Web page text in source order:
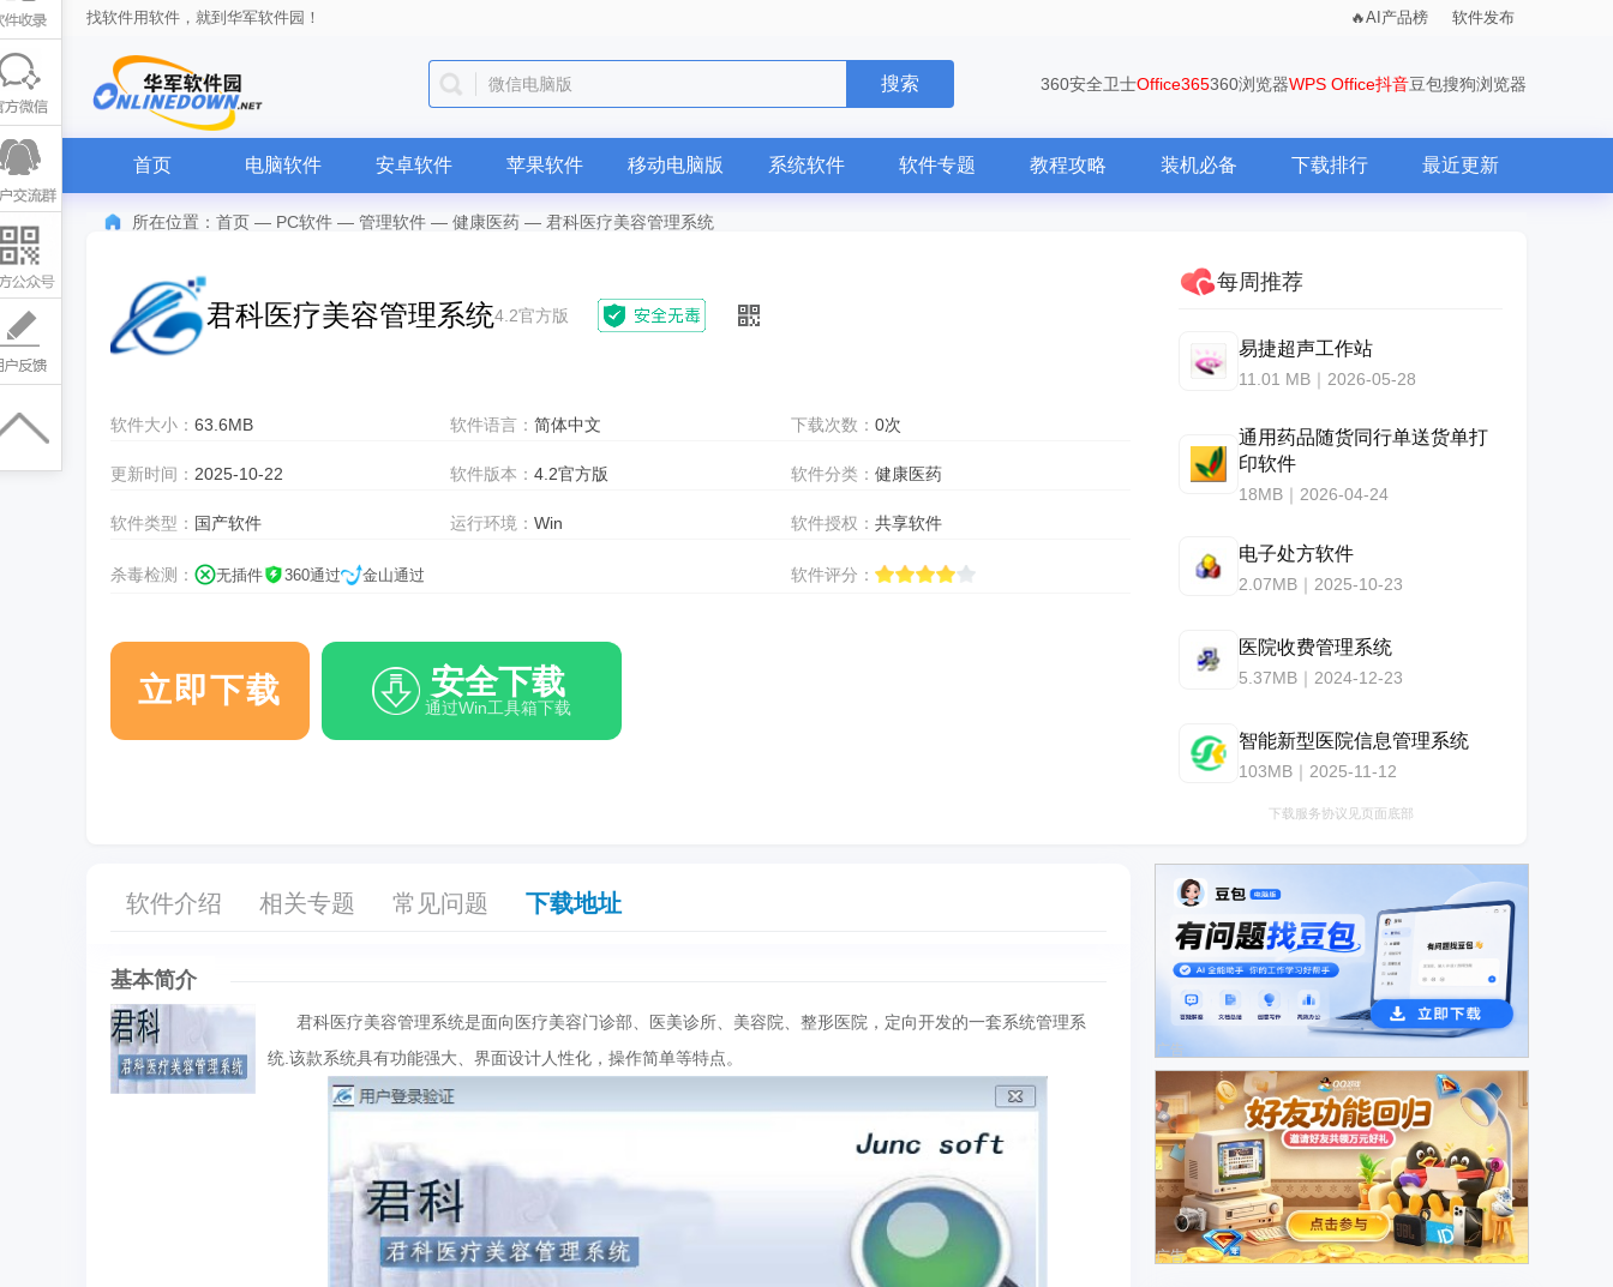
找软件用软件，就到华军软件园！ AI产品榜 软件发布
微信电脑版 搜索 360安全卫士Office365360浏览器WPS Office抖音豆包搜狗浏览器
首页 电脑软件 安卓软件 苹果软件 移动电脑版 系统软件 软件专题 教程攻略 装机必备 下载排行 最近更新
所在位置： 首页 — PC软件 — 管理软件 — 健康医药 — 君科医疗美容管理系统
君科医疗美容管理系统4.2官方版
软件大小： 63.6MB 软件语言：简体中文 下载次数： 0次
更新时间： 2025-10-22 软件版本：4.2官方版 软件分类： 健康医药
软件类型： 国产软件 运行环境：Win 软件授权： 共享软件
杀毒检测： 无插件 360通过 金山通过 软件评分：
立即下载 安全下载
通过Win工具箱下载
每周推荐
易捷超声工作站
11.01 MB｜2026-05-28
通用药品随货同行单送货单打
印软件
18MB｜2026-04-24
电子处方软件
2.07MB｜2025-10-23
医院收费管理系统
5.37MB｜2024-12-23
智能新型医院信息管理系统
103MB｜2025-11-12
下载服务协议见页面底部
软件介绍 相关专题 常见问题 下载地址
基本简介
君科医疗美容管理系统是面向医疗美容门诊部、医美诊所、美容院、整形医院，定向开发的一套系统管理系
统.该款系统具有功能强大、界面设计人性化，操作简单等特点。
广告
广告